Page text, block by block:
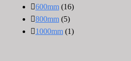
600mm (16)
800mm (5)
1000mm (1)